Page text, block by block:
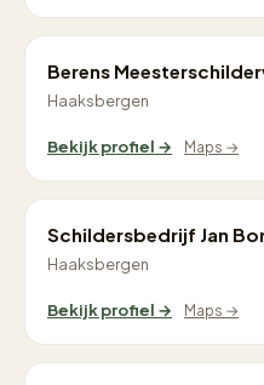
Berens
Haaksbergen
Bekijk profiel → Maps →
Schildersbedrijf Jan
Haaksbergen
Bekijk profiel → Maps →